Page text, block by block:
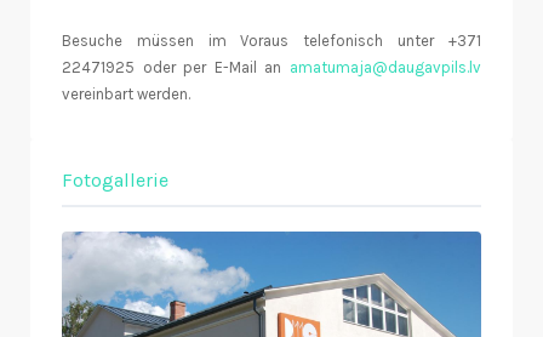
Besuche müssen im Voraus telefonisch unter +371
22471925 oder per E-Mail an amatumaja@daugavpils.lv
vereinbart werden.
Fotogallerie